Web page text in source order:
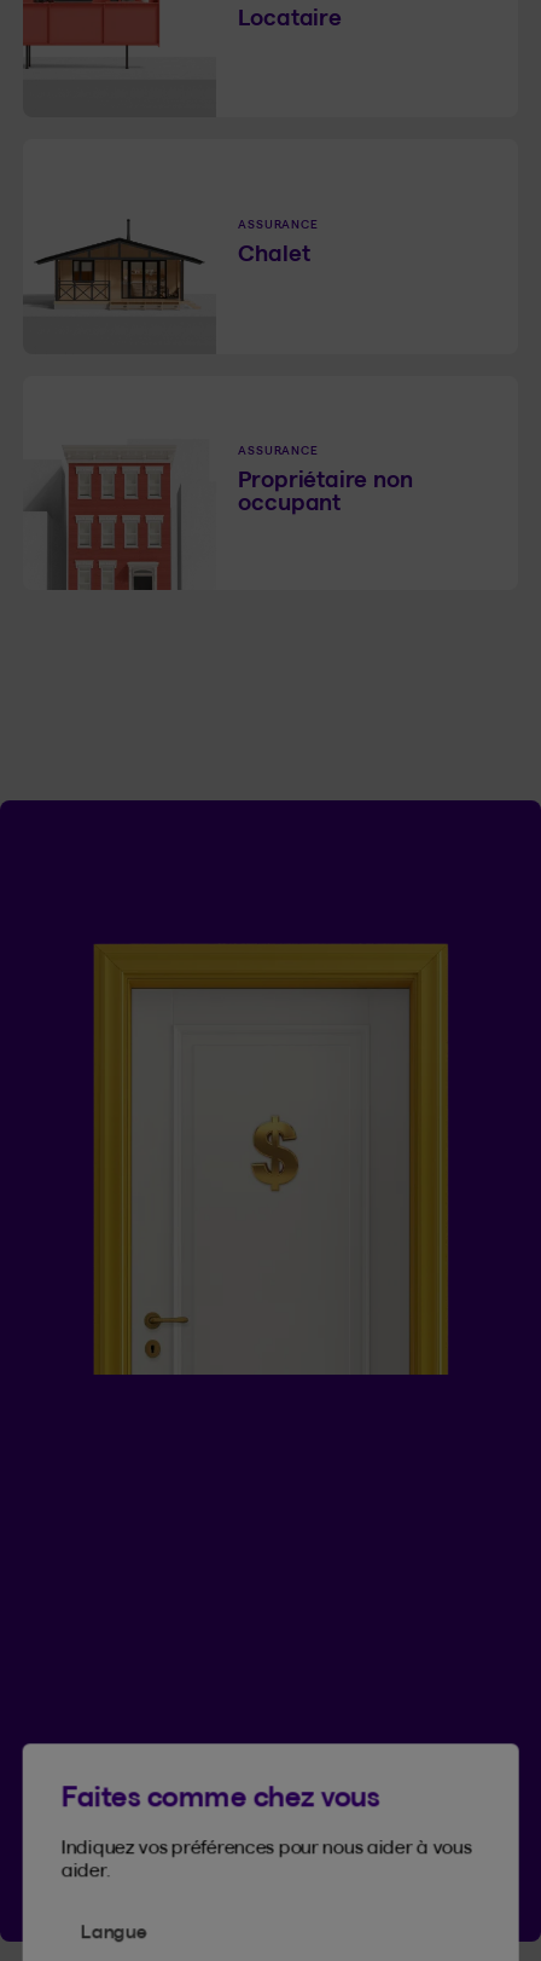
Locataire
ASSURANCE
Chalet
ASSURANCE
Propriétaire non
occupant
Obtenir une soumission
Faites comme chez vous
Indiquez vos préférences pour nous aider à vous
aider.
Langue